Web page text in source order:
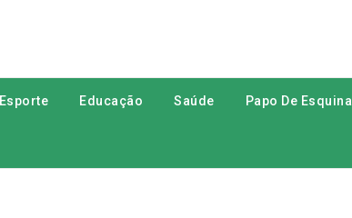
Esporte Educação Saúde Papo De Esquina